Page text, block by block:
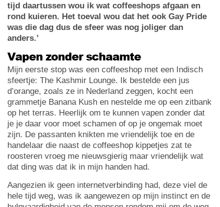
tijd daartussen wou ik wat coffeeshops afgaan en
rond kuieren. Het toeval wou dat het ook Gay Pride
was die dag dus de sfeer was nog joliger dan
anders.’
Vapen zonder schaamte
Mijn eerste stop was een coffeeshop met een Indisch
sfeertje: The Kashmir Lounge. Ik bestelde een jus
d’orange, zoals ze in Nederland zeggen, kocht een
grammetje Banana Kush en nestelde me op een zitbank
op het terras. Heerlijk om te kunnen vapen zonder dat
je je daar voor moet schamen of op je ongemak moet
zijn. De passanten knikten me vriendelijk toe en de
handelaar die naast de coffeeshop kippetjes zat te
roosteren vroeg me nieuwsgierig maar vriendelijk wat
dat ding was dat ik in mijn handen had.
Aangezien ik geen internetverbinding had, deze viel de
hele tijd weg, was ik aangewezen op mijn instinct en de